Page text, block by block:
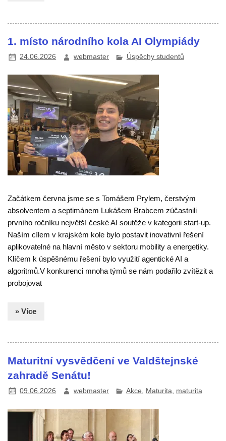
1. místo národního kola AI Olympiády
24.06.2026 webmaster Úspěchy studentů
Začátkem června jsme se s Tomášem Prylem, čerstvým
absolventem a septimánem Lukášem Brabcem zúčastnili
prvního ročníku největší české AI soutěže v kategorii start-up.
Naším cílem v krajském kole bylo postavit inovativní řešení
aplikovatelné na hlavní město v sektoru mobility a energetiky.
Klíčem k úspěšnému řešení bylo využití agentické AI a
algoritmů.V konkurenci mnoha týmů se nám podařilo zvítězit a
probojovat
» Více
Maturitní vysvědčení ve Valdštejnské
zahradě Senátu!
09.06.2026 webmaster Akce Maturita maturita